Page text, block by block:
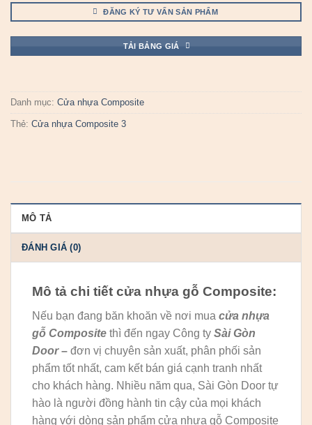
ĐĂNG KÝ TƯ VẤN SẢN PHẨM
TẢI BẢNG GIÁ
Danh mục: Cửa nhựa Composite
Thẻ: Cửa nhựa Composite 3
MÔ TẢ
ĐÁNH GIÁ (0)
Mô tả chi tiết cửa nhựa gỗ Composite:
Nếu bạn đang băn khoăn về nơi mua cửa nhựa
gỗ Composite thì đến ngay Công ty Sài Gòn
Door– đơn vị chuyên sản xuất, phân phối sản
phẩm tốt nhất, cam kết bán giá cạnh tranh nhất
cho khách hàng. Nhiều năm qua, Sài Gòn Door tự
hào là người đồng hành tin cậy của mọi khách
hàng với dòng sản phẩm cửa nhựa gỗ Composite